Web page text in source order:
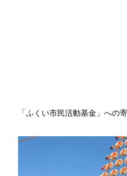
「ふくい市民活動基金」への